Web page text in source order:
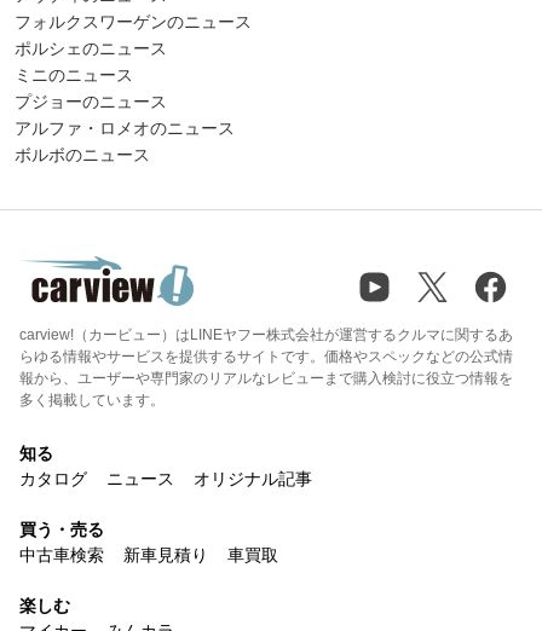
フォルクスワーゲンのニュース
ポルシェのニュース
ミニのニュース
プジョーのニュース
アルファ・ロメオのニュース
ボルボのニュース
carview!（カービュー）はLINEヤフー株式会社が運営するクルマに関するあ
らゆる情報やサービスを提供するサイトです。価格やスペックなどの公式情
報から、ユーザーや専門家のリアルなレビューまで購入検討に役立つ情報を
多く掲載しています。
知る
カタログ
ニュース オリジナル記事
買う・売る
中古車検索
新車見積り 車買取
楽しむ